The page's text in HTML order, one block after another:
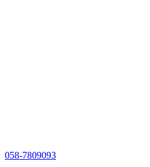
058-7809093